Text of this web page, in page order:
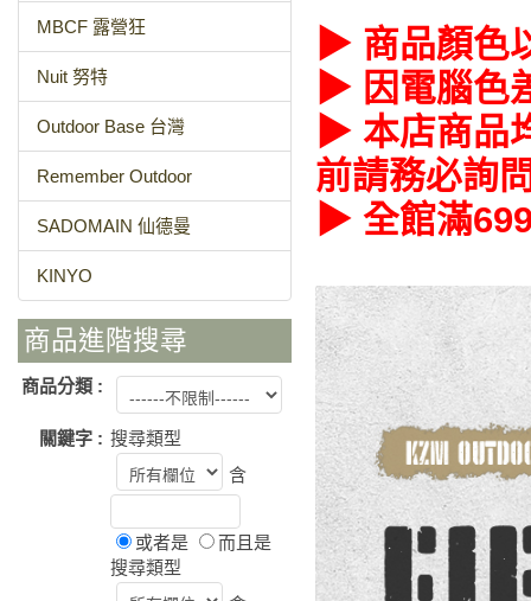
MBCF 露營狂
Nuit 努特
Outdoor Base 台灣
Remember Outdoor
SADOMAIN 仙德曼
KINYO
商品進階搜尋
商品分類 :
關鍵字 : 搜尋類型
含
或者是
而且是
搜尋類型
▶ 商品顏色
▶ 因電腦色
▶ 本店商品
前請務必詢
▶ 全館滿